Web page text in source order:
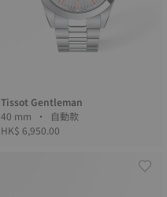
Tissot Gentleman
40 mm • 自動款
HK$ 6,950.00